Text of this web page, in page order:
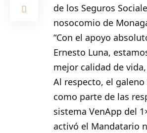
de los Seguros
nosocomio de
“Con el apoyo
Ernesto Luna,
mejor calidad de
Al respecto, el
como parte de las
sistema VenApp del
activó el Mandatario